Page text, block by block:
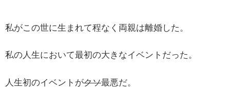
私がこの世に生まれて程なく両親は離婚した。
私の人生において最初の大きなイベントだった。
人生初のイベントがクソ最悪だ。